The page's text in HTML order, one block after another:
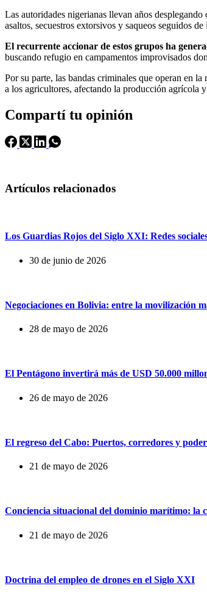
Las autoridades nigerianas llevan años desplegando
asaltos, secuestros extorsivos y saqueos seguidos
El recurrente accionar de estos grupos ha
buscando refugio en campamentos improvisados
Por su parte, las bandas criminales que operan en
a los agricultores, afectando la producción agrícola
Compartí tu opinión
Artículos relacionados
Los Guardias Rojos del Siglo XXI: Redes
30 de junio de 2026
Negociaciones en Bolivia: entre la movilización
28 de mayo de 2026
El Pentágono invertirá más de USD 50.000
26 de mayo de 2026
El regreso del Cabo: Puertos, corredores y
21 de mayo de 2026
Conciencia situacional del dominio marítimo: la
21 de mayo de 2026
Doctrina del empleo de drones en el Siglo XXI